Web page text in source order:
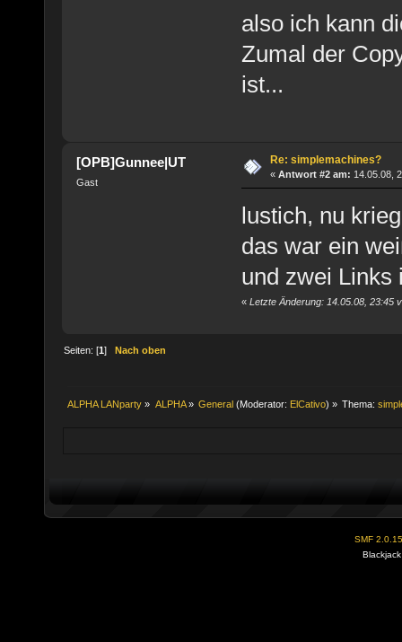
also ich kann
Zumal der
ist...
[OPB]Gunnee|UT
Gast
Re: simplemachines?
« Antwort #2 am: 14.05.08,
lustich, nu
das war ein
und zwei Links
« Letzte Änderung: 14.05.08, 23:45
Seiten: [1]Nach oben
ALPHA LANparty » ALPHA» General(Moderator: ElCativo) » Thema:
SMF 2.0.15